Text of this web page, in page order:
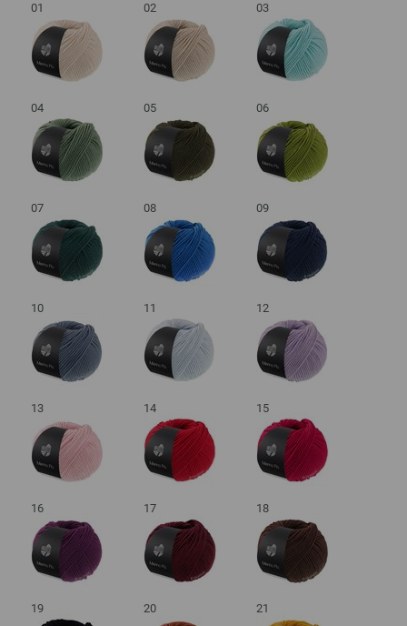
01
02 03
04 05 06
07 08 09
10 11 12
13 14 15
16 17 18
19 20 21